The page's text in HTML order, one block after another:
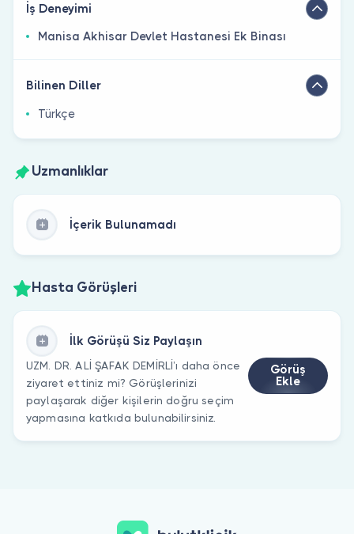
İş Deneyimi
Manisa Akhisar Devlet Hastanesi Ek Binası
Bilinen Diller
Türkçe
Uzmanlıklar
İçerik Bulunamadı
Hasta Görüşleri
İlk Görüşü Siz Paylaşın
UZM. DR. ALİ ŞAFAK DEMİRLİ’ı daha önce
ziyaret ettiniz mi? Görüşlerinizi
paylaşarak diğer kişilerin doğru seçim
yapmasına katkıda bulunabilirsiniz.
Görüş
Ekle